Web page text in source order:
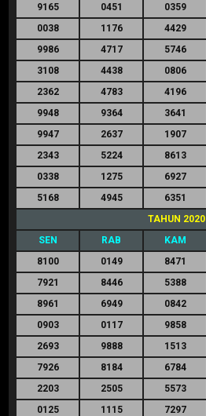
9165
0451 0359
0038
1176 4429
9986
4717 5746
3108
4438 0806
2362
4783 4196
9948
9364 3641
9947
2637 1907
2343
5224 8613
0338
1275 6927
5168
4945 6351
TAHUN 2020
SEN
RAB KAM
8100
0149 8471
7921
8446 5388
8961
6949 0842
0903
0117 9858
2693
9888 1513
7926
8184 6784
2203
2505 5573
0125
1115 7297